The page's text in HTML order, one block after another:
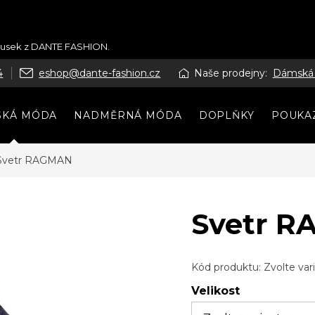
z DANTE FASHION.
eshop@dante-fashion.cz Naše prodejny:
MÓDA NADMĚRNÁ MÓDA DOPLŇKY
RAGMAN
Svetr
Kód produktu: Zvolte
Velikost